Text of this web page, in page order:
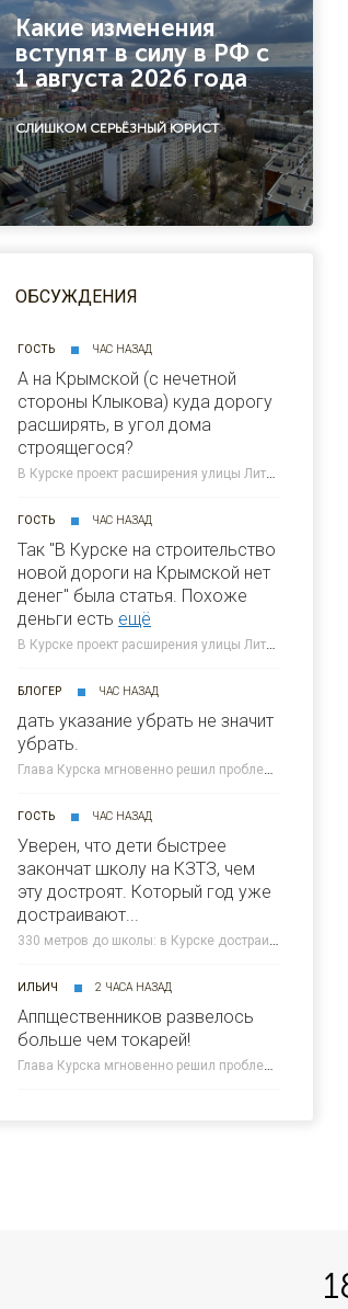
Какие изменения
вступят в силу в РФ с
1 августа 2026 года
СЛИШКОМ СЕРЬЁЗНЫЙ ЮРИСТ
ОБСУЖДЕНИЯ
ГОСТЬ ЧАС НАЗАД
А на Крымской (с нечетной
стороны Клыкова) куда дорогу
расширять, в угол дома
строящегося?
В Курске проект расширения улицы Литовской "положили в стол" » 46ТВ Курское Интернет Телевидение
ГОСТЬ ЧАС НАЗАД
Так "В Курске на строительство
новой дороги на Крымской нет
денег" была статья. Похоже
деньги есть ещё
В Курске проект расширения улицы Литовской "положили в стол" » 46ТВ Курское Интернет Телевидение
БЛОГЕР ЧАС НАЗАД
дать указание убрать не значит
убрать.
Глава Курска мгновенно решил проблему мусора на дороге » 46ТВ Курское Интернет Телевидение
ГОСТЬ ЧАС НАЗАД
Уверен, что дети быстрее
закончат школу на КЗТЗ, чем
эту достроят. Который год уже
достраивают...
330 метров до школы: в Курске достраивают новую дорогу на Плевицкой » 46ТВ Курское Интернет Телевидение
ИЛЬИЧ 2 ЧАСА НАЗАД
Аппщественников развелось
больше чем токарей!
Глава Курска мгновенно решил проблему мусора на дороге » 46ТВ Курское Интернет Телевидение